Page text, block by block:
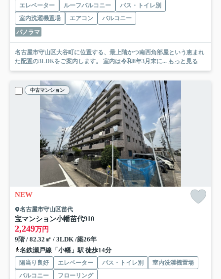
エレベーター ルーフバルコニー
バス・トイレ別
室内洗濯機置場
エアコン
バルコニー
パノラマ
名古屋市守山区大谷町に位置する、最上階かつ南西角部屋という恵まれ
た配置の3LDKをご案内します。 室内は令和8年3月末に... もっと見る
中古マンション
NEW
名古屋市守山区苗代
宝マンション小幡苗代910
2,249万円
9階 / 82.32㎡ / 3LDK /築26年
名鉄瀬戸線「小幡」駅 徒歩14分
陽当り良好 エレベーター バス・トイレ別
室内洗濯機置場
バルコニー
フローリング